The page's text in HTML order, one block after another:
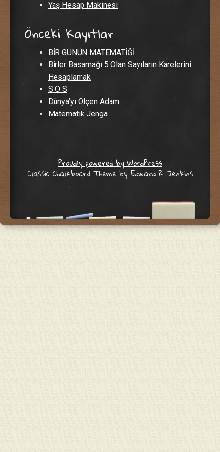
Yaş Hesap Makinesi
Önceki Kayıtlar
BİR GÜNÜN MATEMATİĞİ
Birler Basamağı 5 Olan Sayıların Karelerini
Hesaplamak
S O S
Dünya’yı Ölçen Adam
Matematik Jenga
Proudly powered by WordPress
Classic Chalkboard Theme by Edward R. Jenkins